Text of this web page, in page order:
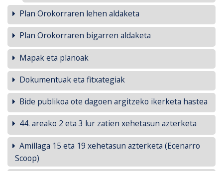
Plan Orokorraren lehen aldaketa
Plan Orokorraren bigarren aldaketa
Mapak eta planoak
Dokumentuak eta fitxategiak
Bide publikoa ote dagoen argitzeko ikerketa hastea
44. areako 2 eta 3 lur zatien xehetasun azterketa
Amillaga 15 eta 19 xehetasun azterketa (Ecenarro
Scoop)